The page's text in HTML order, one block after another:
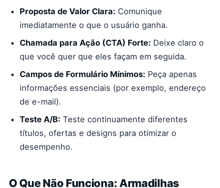
Proposta de Valor Clara: Comunique
imediatamente o que o usuário ganha.
Chamada para Ação (CTA) Forte: Deixe claro o
que você quer que eles façam em seguida.
Campos de Formulário Mínimos: Peça apenas
informações essenciais (por exemplo, endereço
de e-mail).
Teste A/B: Teste continuamente diferentes
títulos, ofertas e designs para otimizar o
desempenho.
O Que Não Funciona: Armadilhas